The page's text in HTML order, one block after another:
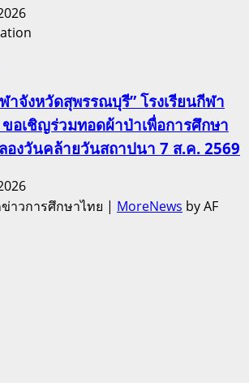
าจังหวัดสุพรรณบุรี” โรงเรียนกีฬา
อเชิญร่วมทอดผ้าป่าเพื่อการศึกษา
องวันคล้ายวันสถาปนา 7 ส.ค. 2569
าวการศึกษาไทย | MoreNews by AF